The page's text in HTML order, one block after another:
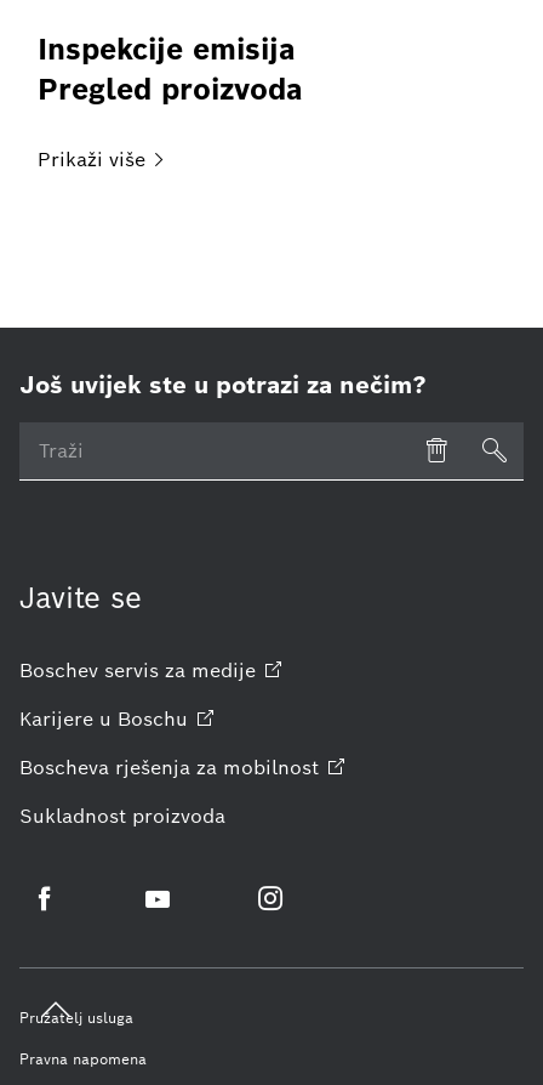
Inspekcije emisija
Pregled proizvoda
Prikaži više
Još uvijek ste u potrazi za nečim?
Javite se
Boschev servis za medije
Karijere u Boschu
Boscheva rješenja za mobilnost
Sukladnost proizvoda
Pružatelj usluga
Pravna napomena